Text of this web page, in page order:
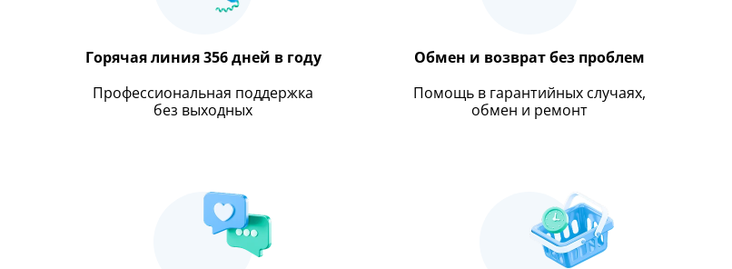
Горячая линия 356 дней в году
Профессиональная поддержка
без выходных
Обмен и возврат без проблем
Помощь в гарантийных случаях,
обмен и ремонт